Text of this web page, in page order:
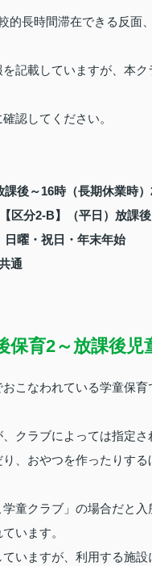
的長時間滞在できる反面
記載していますが、本
認してください。
後～16時（長期休業時
区分2‐B】（平日）放課
日曜・祝日・年末年始
通
保育2～放課後児
こなわれている学童保
クラブによっては指定
、おやつを作ったりす
童クラブ」の場合だと
います。
いますが、利用する施